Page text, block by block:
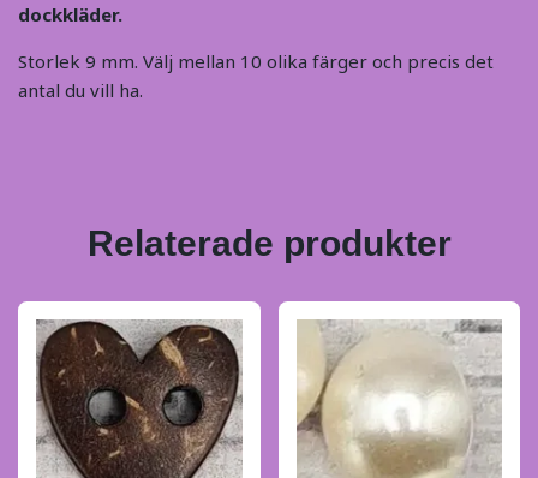
dockkläder.
Storlek 9 mm. Välj mellan 10 olika färger och precis det
antal du vill ha.
Relaterade produkter